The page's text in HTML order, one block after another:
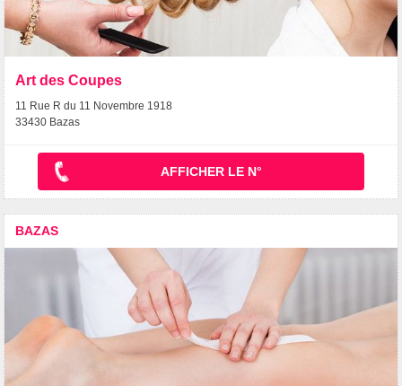
Art des Coupes
11 Rue R du 11 Novembre 1918
33430 Bazas
AFFICHER LE N°
BAZAS